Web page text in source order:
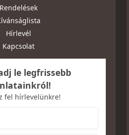
Rendelések
Hírlevél
Kapcsolat
le legfrissebb
fel hírlevelünkre!